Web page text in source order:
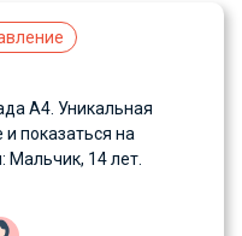
А4. Уникальная
показаться на
14 лет.